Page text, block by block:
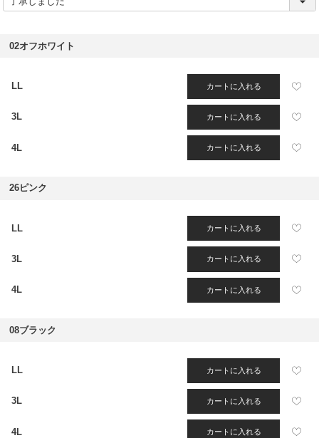
02オフホワイト
LL カートに入れる
3L カートに入れる
4L カートに入れる
26ピンク
LL カートに入れる
3L カートに入れる
4L カートに入れる
08ブラック
LL カートに入れる
3L カートに入れる
4L カートに入れる